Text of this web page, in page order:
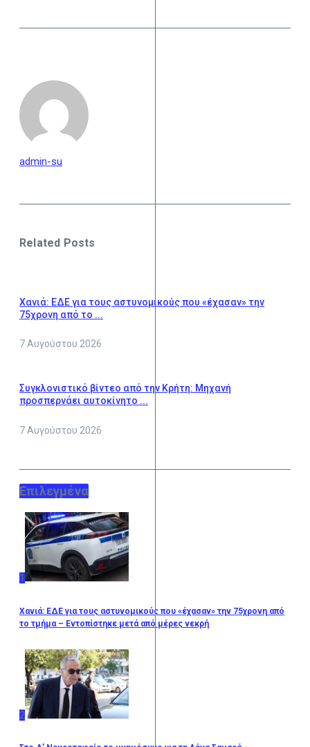
admin-su
Related Posts
Χανιά: ΕΔΕ για τους αστυνομικούς που «έχασαν» την
75χρονη από το ...
7 Αυγούστου 2026
Συγκλονιστικό βίντεο από την Κρήτη: Μηχανή
προσπερνάει αυτοκίνητο ...
7 Αυγούστου 2026
Επιλεγμένα
1
Χανιά: ΕΔΕ για τους αστυνομικούς που «έχασαν» την 75χρονη από
το τμήμα – Εντοπίστηκε μετά από μέρες νεκρή
2